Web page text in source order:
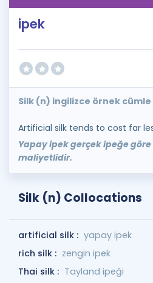
Blog
İngilizce Gramer
ipek
Silk (n) ingilizce örnek cümle
Artificial silk tends to cost far
Yapay ipek gerçek ipeğe
maliyetlidir.
Silk (n) Collocations
artificial silk : yapay ipek
rich silk : zengin ipek
Thai silk : Tayland ipeği